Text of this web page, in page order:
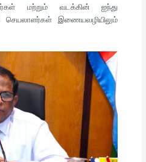
மற்றும் வடக்கின் ஐந்து
செயலாளர்கள் இணையவழியிலும்